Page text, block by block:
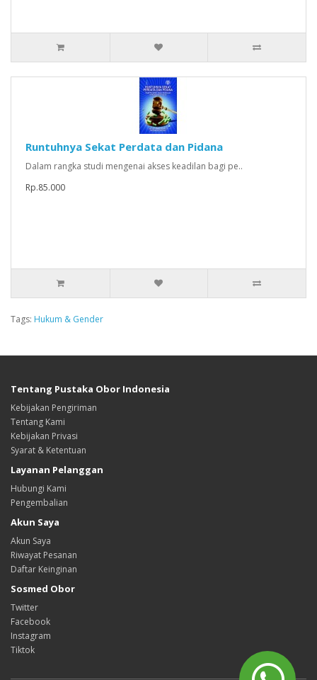
Runtuhnya Sekat Perdata dan Pidana
Dalam rangka studi mengenai akses keadilan bagi pe..
Rp.85.000
Tags: Hukum & Gender
Tentang Pustaka Obor Indonesia
Kebijakan Pengiriman
Tentang Kami
Kebijakan Privasi
Syarat & Ketentuan
Layanan Pelanggan
Hubungi Kami
Pengembalian
Akun Saya
Akun Saya
Riwayat Pesanan
Daftar Keinginan
Sosmed Obor
Twitter
Facebook
Instagram
Tiktok